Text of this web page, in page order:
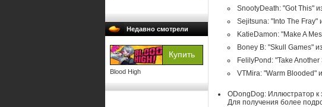
Недавно смотрели
Blood High
SnootyDeath: "Got This"
Sejitsuna: "Into The Fray"
KatieDamon: "Make A
Boney B: "Skull Games"
FelilyPond: "Take
VTMira: "Warm Blooded"
ODongDog: Иллюстратор к
Для получения более